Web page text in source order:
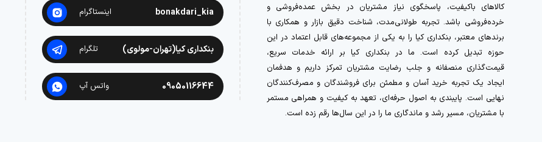
کالاهای باکیفیت، پاسخگوی نیاز مشتریان در بخش عمده‌فروشی و
خرده‌فروشی باشد. تجربه طولانی‌مدت، شناخت دقیق بازار و همکاری با
برندهای معتبر، بنکداری کیا را به یکی از مجموعه‌های قابل اعتماد در این
حوزه تبدیل کرده است. ما در بنکداری کیا بر ارائه خدمات سریع،
قیمت‌گذاری منصفانه و جلب رضایت مشتریان تمرکز داریم و هدفمان
ایجاد یک تجربه خرید آسان و مطمئن برای فروشندگان و مصرف‌کنندگان
نهایی است. پایبندی به اصول حرفه‌ای، تعهد به کیفیت و همراهی مستمر
با مشتریان، مسیر رشد و ماندگاری ما را در این سال‌ها رقم زده است.
bonakdari_kia اینستاگرام
بنکداری کیا(تهران-مولوی) تلگرام
09050116644 واتس آپ